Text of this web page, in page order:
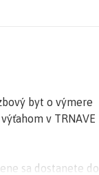
byt o výmere
v TRNAVE
sa dostanete do